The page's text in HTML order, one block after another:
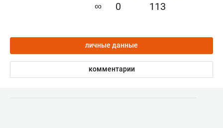
∞ 0 113
личные данные
комментарии